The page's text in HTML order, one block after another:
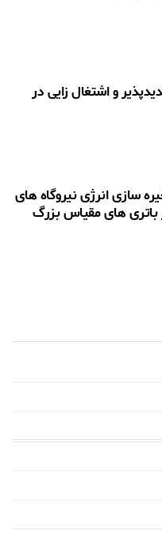
و اشتغال زایی در
سازی انرژی نیروگاه های
باتری های مقیاس بزرگ